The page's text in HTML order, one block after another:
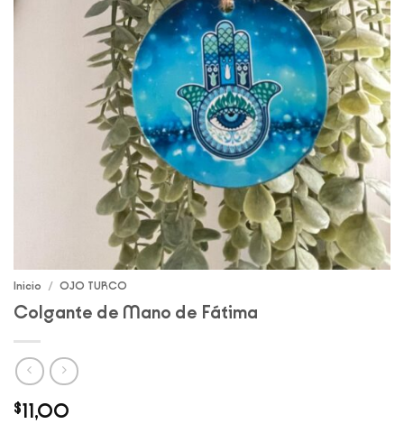
Inicio / OJO TURCO
Colgante de Mano de Fátima
$11,00